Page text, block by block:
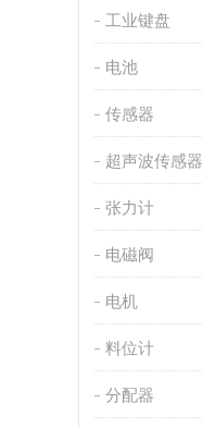
工业键盘
电池
传感器
超声波传感器
张力计
电磁阀
电机
料位计
分配器